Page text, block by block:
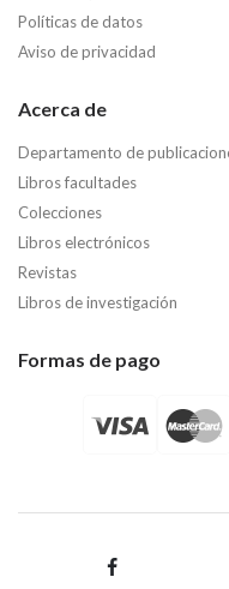
Políticas de datos
Aviso de privacidad
Acerca de
Departamento de
Libros facultades
Colecciones
Libros electrónicos
Revistas
Libros de investigación
Formas de pago